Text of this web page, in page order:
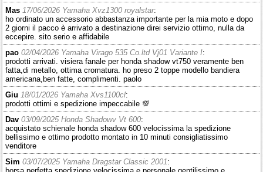
Mas 17/06/2026 Yamaha Xvz1300 royalstar:
ho ordinato un accessorio abbastanza importante per la mia moto e dopo
2 giorni il pacco è arrivato a destinazione direi servizio ottimo, nulla da
eccepire. sito serio e affidabile
pao 02/04/2026 Yamaha Virago 535 Co.ltd Vj01 Variante I:
prodotti arrivati. visiera fanale per honda shadow vt750 veramente ben
fatta,di metallo, ottima cromatura. ho preso 2 toppe modello bandiera
americana,ben fatte, complimenti. paolo
Giu 18/01/2026 Yamaha Xvs1100cl:
prodotti ottimi e spedizione impeccabile 💯
Dav 03/09/2025 Honda Shadowv Vt 600:
acquistato schienale honda shadow 600 velocissima la spedizione
bellissimo e ottimo prodotto montato in 10 minuti consigliatissimo
venditore
Sim 03/07/2025 Yamaha Dragstar Classic 2001: